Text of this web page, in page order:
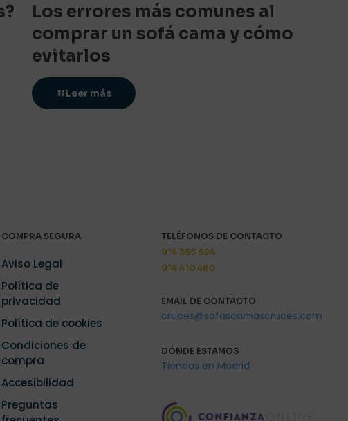
Los errores más comunes al
comprar un sofá cama y cómo
evitarlos
Leer más
COMPRA SEGURA
Aviso Legal
Política de
privacidad
Política de cookies
Condiciones de
compra
Accesibilidad
Preguntas
TELÉFONOS DE CONTACTO
914 355 594
914 410 460
EMAIL DE CONTACTO
cruces@sofascamascruces.com
DÓNDE ESTAMOS
Tiendas en Madrid